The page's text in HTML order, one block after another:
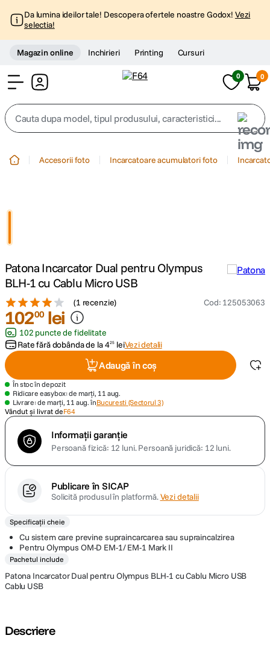
Da lumina ideilor tale! Descopera ofertele noastre Godox! Vezi
selectia!
Magazin online Inchirieri Printing Cursuri
0 0
Cauta dupa model, tipul produsului, caracteristici...
4. peak design
. canon sx740 hs
6. lavaliera
card memorie
8. dji mic mini
9. dji osmo
10. insta 360
Accesorii foto Incarcatoare acumulatori foto
Patona Incarcator Dual pentru Olympus
BLH-1 cu Cablu Micro USB
(1 recenzie) Cod: 125053063
10200 lei
102 puncte de fidelitate
Rate fără dobânda de la425 leiVezi detalii
Adaugă în coș
În stoc în depozit
Ridicare easybox: de marți, 11 aug.
Livrare: de marți, 11 aug. înBucuresti (Sectorul 3)
Vândut și livrat deF64
Informații garanție
Persoană fizică: 12 luni.Persoană juridică: 12 luni.
Publicare în SICAP
Solicită produsul în platformă.Vezi detalii
Specificații cheie
Cu sistem care previne supraincarcarea sau supraincalzirea
Pentru Olympus OM-D EM-1/ EM-1 Mark II
Pachetul include
Patona Incarcator Dual pentru Olympus BLH-1 cu Cablu Micro USB
Cablu USB
Descriere